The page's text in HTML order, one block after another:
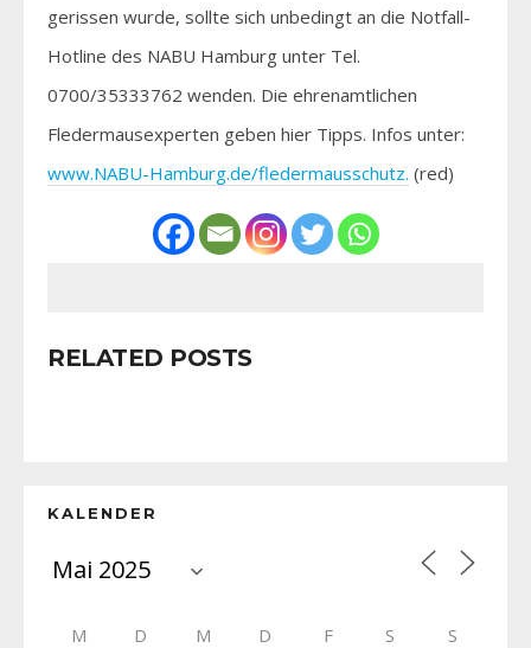
gerissen wurde, sollte sich unbedingt an die Notfall-
Hotline des NABU Hamburg unter Tel.
0700/35333762 wenden. Die ehrenamtlichen
Fledermausexperten geben hier Tipps. Infos unter:
www.NABU-Hamburg.de/fledermausschutz. (red)
RELATED POSTS
KALENDER
M D M D F S S